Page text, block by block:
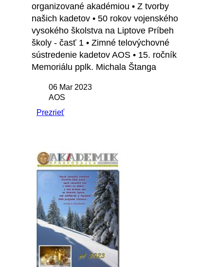
organizované akadémiou • Z tvorby
našich kadetov • 50 rokov vojenského
vysokého školstva na Liptove Príbeh
školy - časť 1 • Zimné telovýchovné
sústredenie kadetov AOS • 15. ročník
Memoriálu pplk. Michala Štanga
06 Mar 2023
AOS
Prezrieť